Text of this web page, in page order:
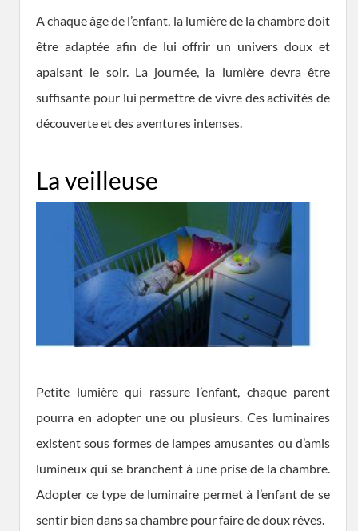
A chaque âge de l’enfant, la lumière de la chambre doit
être adaptée afin de lui offrir un univers doux et
apaisant le soir. La journée, la lumière devra être
suffisante pour lui permettre de vivre des activités de
découverte et des aventures intenses.
La veilleuse
Petite lumière qui rassure l’enfant, chaque parent
pourra en adopter une ou plusieurs. Ces luminaires
existent sous formes de lampes amusantes ou d’amis
lumineux qui se branchent à une prise de la chambre.
Adopter ce type de luminaire permet à l’enfant de se
sentir bien dans sa chambre pour faire de doux rêves.